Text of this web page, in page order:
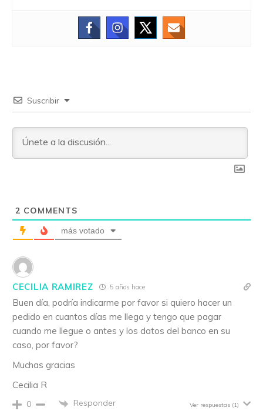
Suscribir
2 COMMENTS
más votado
CECILIA RAMIREZ 5 años hace
Buen día, podría indicarme por favor si quiero hacer un
pedido en cuantos días me llega y tengo que pagar
cuando me llegue o antes y los datos del banco en su
caso, por favor?
Muchas gracias
Cecilia R
0 Responder Ver respuestas (1)